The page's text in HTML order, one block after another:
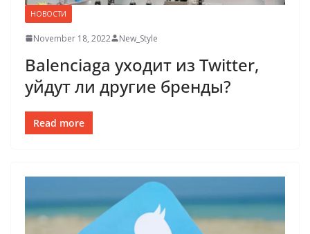
НОВОСТИ
November 18, 2022 New_Style
Balenciaga уходит из Twitter,
уйдут ли другие бренды?
Read more